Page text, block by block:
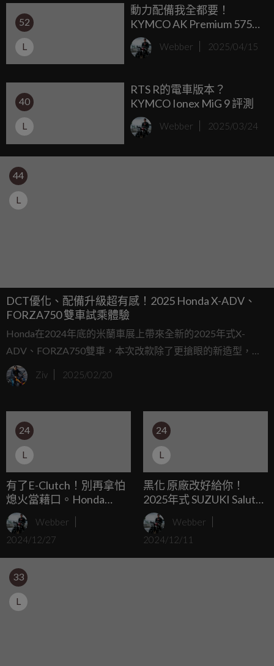
52
L
動力配備我全都要！
KYMCO AK Premium 575
幾乎滿分的運動紅牌羊皇
Webber 2025/04/15
40
L
RTS R的電車版本？
KYMCO Ionex MiG 9 評測
Webber 2025/03/24
44
L
DCT優化、配備升級超有感！2025 Honda X-ADV、
FORZA750 雙車試乘體驗
Honda在2024年底的米蘭車展上帶來全新的2025年式X-
ADV、FORZA750雙車，本次改款除了更搶眼的新造型，配
備上更是加入定速巡航、電動風鏡等消費者一直敲碗的許多
便利配備，以及針對DCT變速系統的優化升級，近日Honda
Ziv 2025/02/20
24
L
有了E-Clutch！別再拿怕
熄火當藉口。Honda
CB/CBR650R E-Clutch 評
測 六檔可以順利起步嗎？
Webber
2024/12/27
24
L
黑化 原廠改好給你！
2025年式 SUZUKI Saluto
125「更帥 更省油」
Webber
2024/12/11
33
L